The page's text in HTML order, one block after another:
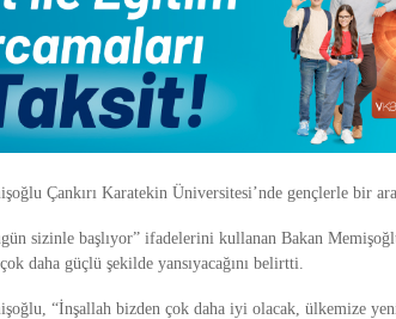
Çankırı Karatekin Üniversitesi’nde gençlerle bir
sizinle başlıyor” ifadelerini kullanan Bakan
daha güçlü şekilde yansıyacağını belirtti.
“İnşallah bizden çok daha iyi olacak, ülkemize